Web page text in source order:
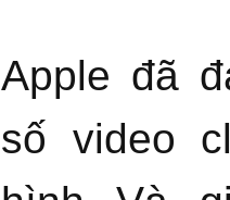
Apple đã
số video